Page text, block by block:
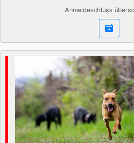
Anmeldeschluss